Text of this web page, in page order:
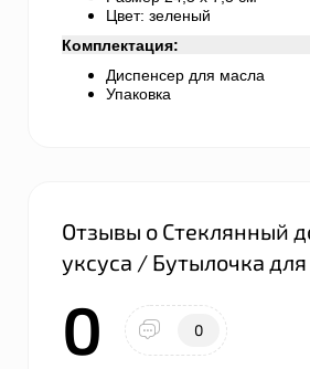
Цвет: зеленый
Комплектация:
Диспенсер для масла
Упаковка
Отзывы о Стеклянный
уксуса / Бутылочка
0 0